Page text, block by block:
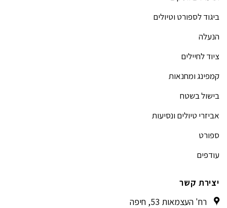
ביגוד לספורט וטיולים
הנעלה
ציוד לחיילים
קמפינג ומחנאות
בישול בשטח
אביזרי טיולים ונסיעות
ספורט
עודפים
יצירת קשר
רח' העצמאות 53, חיפה